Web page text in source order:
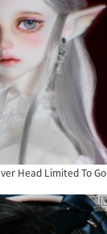
Head Limited To Go